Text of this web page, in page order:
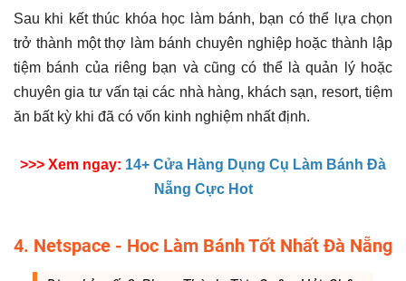
Sau khi kết thúc khóa học làm bánh, bạn có thể lựa chọn
trở thành một thợ làm bánh chuyên nghiệp hoặc thành lập
tiệm bánh của riêng bạn và cũng có thể là quản lý hoặc
chuyên gia tư vấn tại các nhà hàng, khách sạn, resort, tiệm
ăn bất kỳ khi đã có vốn kinh nghiệm nhất định.
>>> Xem ngay: 14+ Cửa Hàng Dụng Cụ Làm Bánh Đà
Nẵng Cực Hot
4. Netspace - Hoc Làm Bánh Tốt Nhất Đà Nẵng